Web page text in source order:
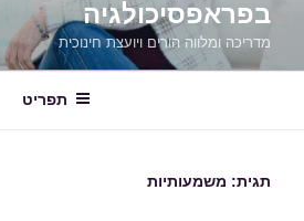
בפראפסיכולגיה
מדריכה ומלווה הורים ויועצת חינוכית
תפריט
תגית: משמעותיות